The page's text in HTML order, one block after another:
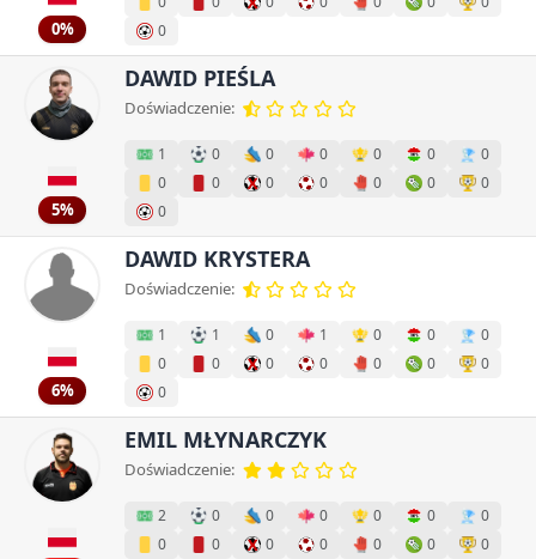
0%
0
5%
DAWID PIEŚLA
Doświadczenie:
1 0 0 0 0 0
0
0
0 0 0 0 0
0
0
6%
DAWID KRYSTERA
Doświadczenie:
1 1 0 1 0 0
0
0
0 0 0 0 0
0
0
EMIL MŁYNARCZYK
Doświadczenie:
2 0 0 0 0 0
0
0
0 0 0 0 0
0